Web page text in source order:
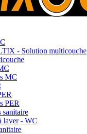
- Solution multicouche
MC
PER
sanitaire
laver - WC